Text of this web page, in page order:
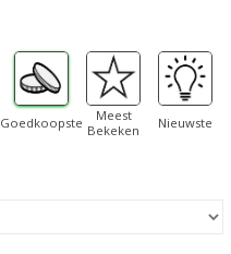
Goedkoopste
Meest
Bekeken
Nieuwste